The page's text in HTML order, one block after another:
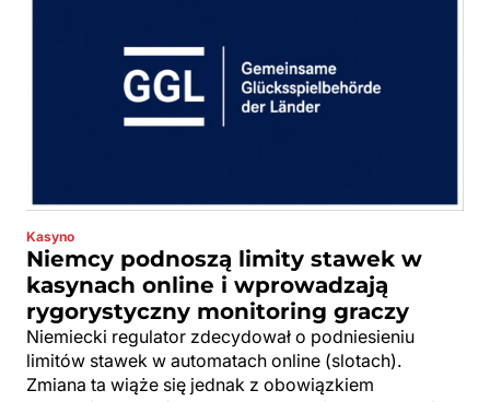
Kasyno
Niemcy podnoszą limity stawek w
kasynach online i wprowadzają
rygorystyczny monitoring graczy
Niemiecki regulator zdecydował o podniesieniu
limitów stawek w automatach online (slotach).
Zmiana ta wiąże się jednak z obowiązkiem